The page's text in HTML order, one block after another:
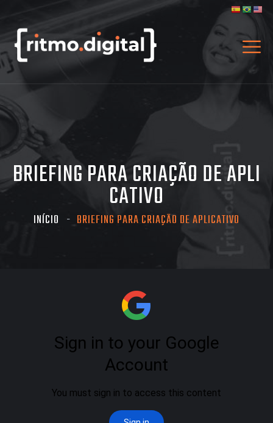
BRIEFING PARA CRIAÇÃO DE APLI
CATIVO
INÍCIO BRIEFING PARA CRIAÇÃO DE APLICATIVO